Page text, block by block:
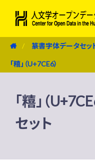
篆書字体データセッ
「糦」（U+7CE6）
「糦」（
セット